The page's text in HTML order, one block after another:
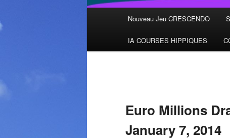
Aller
au
Nouveau Jeu CRESCENDO
IA COURSES HIPPIQUES
Euro Millions
January 7, 2014